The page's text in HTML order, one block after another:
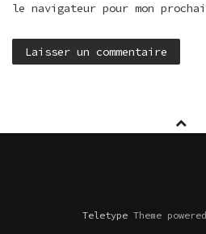
le navigateur pour mon
TeletypeTheme